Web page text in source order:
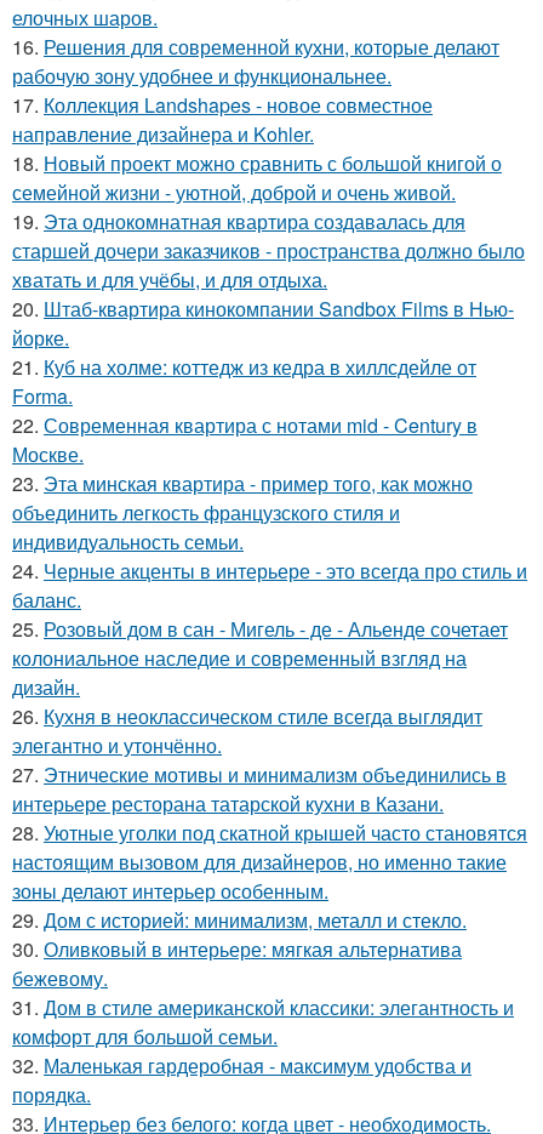
елочных шаров.
16. Решения для современной кухни, которые делают
рабочую зону удобнее и функциональнее.
17. Коллекция Landshapes - новое совместное
направление дизайнера и Kohler.
18. Новый проект можно сравнить с большой книгой о
семейной жизни - уютной, доброй и очень живой.
19. Эта однокомнатная квартира создавалась для
старшей дочери заказчиков - пространства должно было
хватать и для учёбы, и для отдыха.
20. Штаб-квартира кинокомпании Sandbox Films в Нью-
йорке.
21. Куб на холме: коттедж из кедра в хиллсдейле от
Forma.
22. Современная квартира с нотами mid - Century в
Москве.
23. Эта минская квартира - пример того, как можно
объединить легкость французского стиля и
индивидуальность семьи.
24. Черные акценты в интерьере - это всегда про стиль и
баланс.
25. Розовый дом в сан - Мигель - де - Альенде сочетает
колониальное наследие и современный взгляд на
дизайн.
26. Кухня в неоклассическом стиле всегда выглядит
элегантно и утончённо.
27. Этнические мотивы и минимализм объединились в
интерьере ресторана татарской кухни в Казани.
28. Уютные уголки под скатной крышей часто становятся
настоящим вызовом для дизайнеров, но именно такие
зоны делают интерьер особенным.
29. Дом с историей: минимализм, металл и стекло.
30. Оливковый в интерьере: мягкая альтернатива
бежевому.
31. Дом в стиле американской классики: элегантность и
комфорт для большой семьи.
32. Маленькая гардеробная - максимум удобства и
порядка.
33. Интерьер без белого: когда цвет - необходимость.